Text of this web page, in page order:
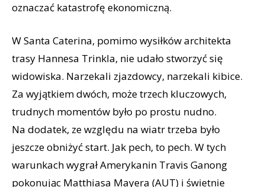
oznaczać katastrofę ekonomiczną.
W Santa Caterina, pomimo wysiłków architekta
trasy Hannesa Trinkla, nie udało stworzyć się
widowiska. Narzekali zjazdowcy, narzekali kibice.
Za wyjątkiem dwóch, może trzech kluczowych,
trudnych momentów było po prostu nudno.
Na dodatek, ze względu na wiatr trzeba było
jeszcze obniżyć start. Jak pech, to pech. W tych
warunkach wygrał Amerykanin Travis Ganong
pokonując Matthiasa Mayera (AUT) i świetnie